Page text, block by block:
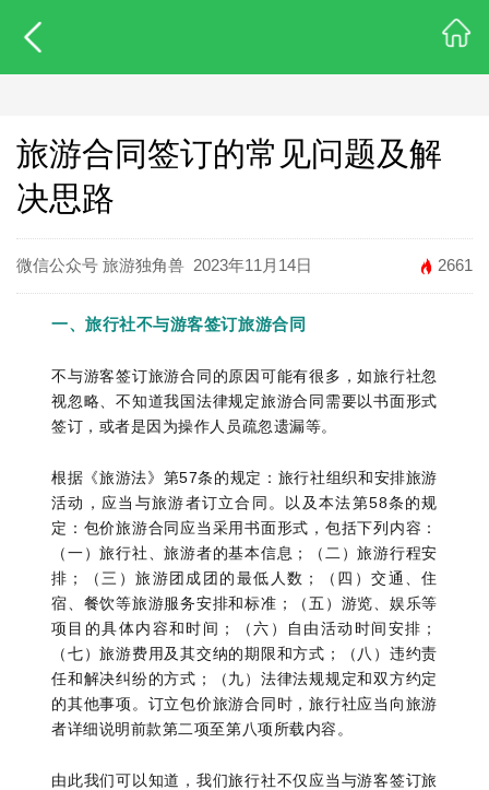
旅游合同签订的常见问题及解
决思路
微信公众号 旅游独角兽 2023年11月14日 2661
一、旅行社不与游客签订旅游合同
不与游客签订旅游合同的原因可能有很多，如旅行社忽
视忽略、不知道我国法律规定旅游合同需要以书面形式
签订，或者是因为操作人员疏忽遗漏等。
根据《旅游法》第57条的规定：旅行社组织和安排旅游
活动，应当与旅游者订立合同。以及本法第58条的规
定：包价旅游合同应当采用书面形式，包括下列内容：
（一）旅行社、旅游者的基本信息；（二）旅游行程安
排；（三）旅游团成团的最低人数；（四）交通、住
宿、餐饮等旅游服务安排和标准；（五）游览、娱乐等
项目的具体内容和时间；（六）自由活动时间安排；
（七）旅游费用及其交纳的期限和方式；（八）违约责
任和解决纠纷的方式；（九）法律法规规定和双方约定
的其他事项。订立包价旅游合同时，旅行社应当向旅游
者详细说明前款第二项至第八项所载内容。
由此我们可以知道，我们旅行社不仅应当与游客签订旅